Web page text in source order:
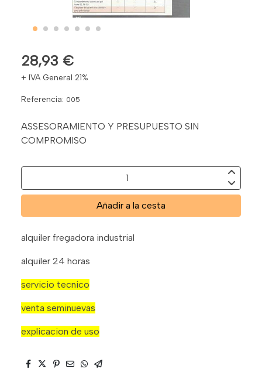
28,93 €
+ IVA General 21%
Referencia: 005
ASSESORAMIENTO Y PRESUPUESTO SIN
COMPROMISO
Añadir a la cesta
alquiler fregadora industrial
alquiler 24 horas
servicio tecnico
venta seminuevas
explicacion de uso